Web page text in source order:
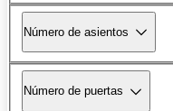
Número de asientos
Número de puertas